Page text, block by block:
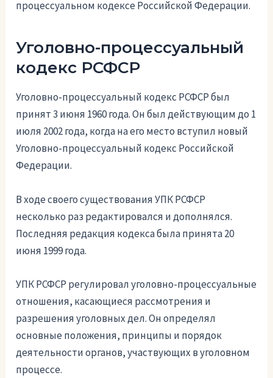
процессуальном кодексе Российской Федерации.
Уголовно-процессуальный
кодекс РСФСР
Уголовно-процессуальный кодекс РСФСР был
принят 3 июня 1960 года. Он был действующим до 1
июля 2002 года, когда на его место вступил новый
Уголовно-процессуальный кодекс Российской
Федерации.
В ходе своего существования УПК РСФСР
несколько раз редактировался и дополнялся.
Последняя редакция кодекса была принята 20
июня 1999 года.
УПК РСФСР регулировал уголовно-процессуальные
отношения, касающиеся рассмотрения и
разрешения уголовных дел. Он определял
основные положения, принципы и порядок
деятельности органов, участвующих в уголовном
процессе.